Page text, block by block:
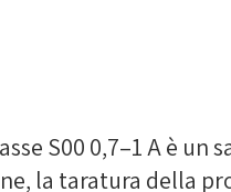
S00 0,7–1 A è
la taratura della